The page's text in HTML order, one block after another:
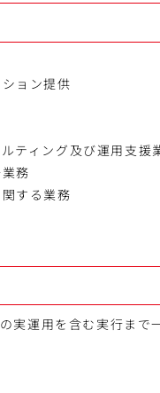
ョン提供
ティング及び運用支援
務
する業務
実運用を含む実行まで